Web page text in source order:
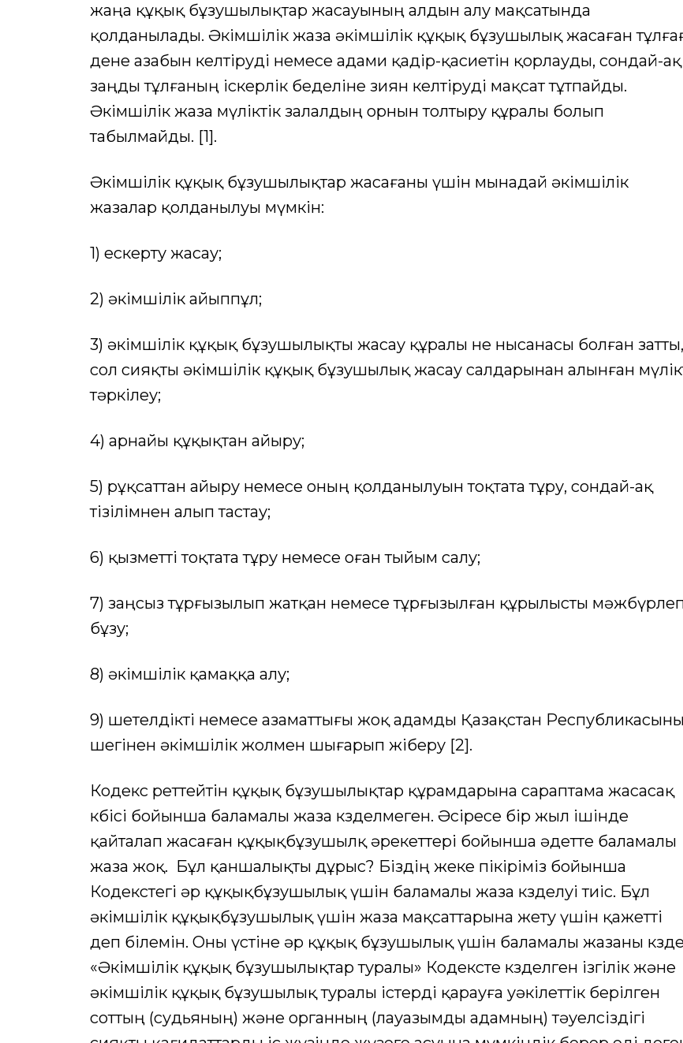
жаңа құқық бұзушылықтар жасауының алдын алу мақсатында
қолданылады. Әкiмшiлiк жаза әкiмшiлiк құқық бұзушылық жасаған
дене азабын келтіруді немесе адами қадiр-қасиетiн қорлауды, сондай-ақ
заңды тұлғаның iскерлiк беделiне зиян келтіруді мақсат тұтпайды.
Әкiмшiлiк жаза мүлiктiк залалдың орнын толтыру құралы болып
табылмайды. [1].
Әкiмшiлiк құқық бұзушылықтар жасағаны үшiн мынадай әкiмшiлiк
жазалар қолданылуы мүмкін:
1) ескерту жасау;
2) әкiмшiлiк айыппұл;
3) әкiмшiлiк құқық бұзушылықты жасау құралы не нысанасы болған затты,
сол сияқты әкiмшiлiк құқық бұзушылық жасау салдарынан алынған
тәркiлеу;
4) арнайы құқықтан айыру;
5) рұқсаттан айыру немесе оның қолданылуын тоқтата тұру, сондай-ақ
тiзiлiмнен алып тастау;
6) қызметті тоқтата тұру немесе оған тыйым салу;
7) заңсыз тұрғызылып жатқан немесе тұрғызылған құрылысты
бұзу;
8) әкімшілік қамаққа алу;
9) шетелдікті немесе азаматтығы жоқ адамды Қазақстан
шегінен әкімшілік жолмен шығарып жіберу [2].
Кодекс реттейтін құқық бұзушылықтар құрамдарына сараптама жасасақ
көбісі бойынша баламалы жаза көзделмеген. Әсіресе бір жыл ішінде
қайталап жасаған құқықбұзушылқ әрекеттері бойынша әдетте баламалы
жаза жоқ. Бұл қаншалықты дұрыс? Біздің жеке пікіріміз бойынша
Кодекстегі әр құқықбұзушылық үшін баламалы жаза көзделуі тиіс. Бұл
әкімшілік құқықбұзушылық үшін жаза мақсаттарына жету үшін қажетті
деп білемін. Оны үстіне әр құқық бұзушылық үшін баламалы жазаны
«Әкімшілік құқық бұзушылықтар туралы» Кодексте көзделген ізгiлiк және
әкімшілік құқық бұзушылық туралы істерді қарауға уәкілеттік берілген
соттың (судьяның) және органның (лауазымды адамның) тәуелсiздiгi